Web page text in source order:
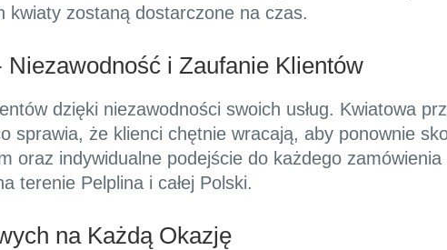
kwiaty zostaną dostarczone na czas.
Niezawodność i Zaufanie Klientów
dzięki niezawodności swoich usług. Kwiatowa
sprawia, że klienci chętnie wracają, aby ponownie
oraz indywidualne podejście do każdego
terenie Pelplina i całej Polski.
na Każdą Okazję